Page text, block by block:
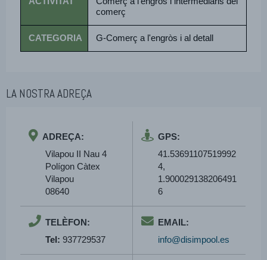
comerç
CATEGORIA G-Comerç a l'engròs i al detall
LA NOSTRA ADREÇA
ADREÇA:
Vilapou II Nau 4
Polígon Càtex
Vilapou
08640
GPS:
41.53691107519992
4,
1.900029138206491
6
TELÈFON:
Tel: 937729537
EMAIL:
info@disimpool.es